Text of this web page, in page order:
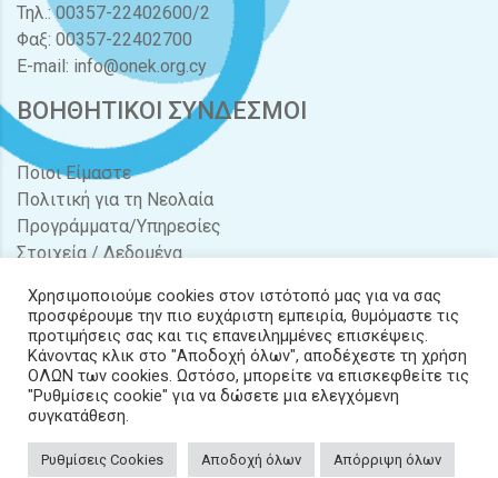
Τηλ.: 00357-22402600/2
Φαξ: 00357-22402700
E-mail: info@onek.org.cy
ΒΟΗΘΗΤΙΚΟΙ ΣΥΝΔΕΣΜΟΙ
Ποιοι Είμαστε
Πολιτική για τη Νεολαία
Προγράμματα/Υπηρεσίες
Στοιχεία / Δεδομένα
Νέα & Δράσεις
Έντυπα
Επικοινωνία
NETinfo Plc
Χρησιμοποιούμε cookies στον ιστότοπό μας για να σας
προσφέρουμε την πιο ευχάριστη εμπειρία, θυμόμαστε τις
προτιμήσεις σας και τις επανειλημμένες επισκέψεις.
Κάνοντας κλικ στο "Αποδοχή όλων", αποδέχεστε τη χρήση
ΟΛΩΝ των cookies. Ωστόσο, μπορείτε να επισκεφθείτε τις
"Ρυθμίσεις cookie" για να δώσετε μια ελεγχόμενη
συγκατάθεση.
Ρυθμίσεις Cookies Αποδοχή όλων Απόρριψη όλων